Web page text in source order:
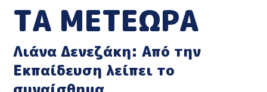
ΤΑ ΜΕΤΕΩΡΑ
Λιάνα Δενεζάκη: Από την
Εκπαίδευση λείπει το